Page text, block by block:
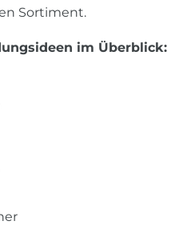
Sortiment.
im Überblick: